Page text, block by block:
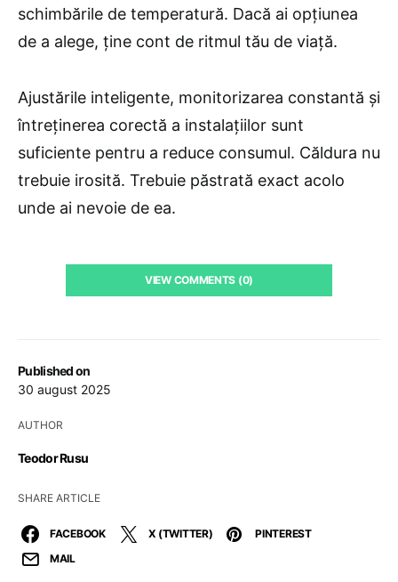
Published on
30 august 2025
AUTHOR
Teodor Rusu
SHARE ARTICLE
FACEBOOK X (TWITTER)
PINTEREST
MAIL
schimbările de temperatură. Dacă ai opțiunea
de a alege, ține cont de ritmul tău de viață.
Ajustările inteligente, monitorizarea constantă și
întreținerea corectă a instalațiilor sunt
suficiente pentru a reduce consumul. Căldura nu
trebuie irosită. Trebuie păstrată exact acolo
unde ai nevoie de ea.
VIEW COMMENTS (0)